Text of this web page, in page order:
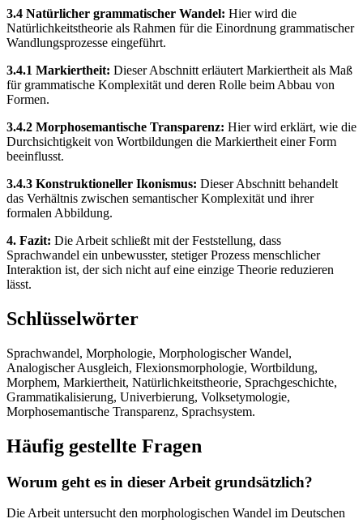
3.4 Natürlicher grammatischer Wandel: Hier wird die
Natürlichkeitstheorie als Rahmen für die Einordnung grammatischer
Wandlungsprozesse eingeführt.
3.4.1 Markiertheit: Dieser Abschnitt erläutert Markiertheit als Maß
für grammatische Komplexität und deren Rolle beim Abbau von
Formen.
3.4.2 Morphosemantische Transparenz: Hier wird erklärt, wie die
Durchsichtigkeit von Wortbildungen die Markiertheit einer Form
beeinflusst.
3.4.3 Konstruktioneller Ikonismus: Dieser Abschnitt behandelt
das Verhältnis zwischen semantischer Komplexität und ihrer
formalen Abbildung.
4. Fazit: Die Arbeit schließt mit der Feststellung, dass
Sprachwandel ein unbewusster, stetiger Prozess menschlicher
Interaktion ist, der sich nicht auf eine einzige Theorie reduzieren
lässt.
Schlüsselwörter
Sprachwandel, Morphologie, Morphologischer Wandel,
Analogischer Ausgleich, Flexionsmorphologie, Wortbildung,
Morphem, Markiertheit, Natürlichkeitstheorie, Sprachgeschichte,
Grammatikalisierung, Univerbierung, Volksetymologie,
Morphosemantische Transparenz, Sprachsystem.
Häufig gestellte Fragen
Worum geht es in dieser Arbeit grundsätzlich?
Die Arbeit untersucht den morphologischen Wandel im Deutschen